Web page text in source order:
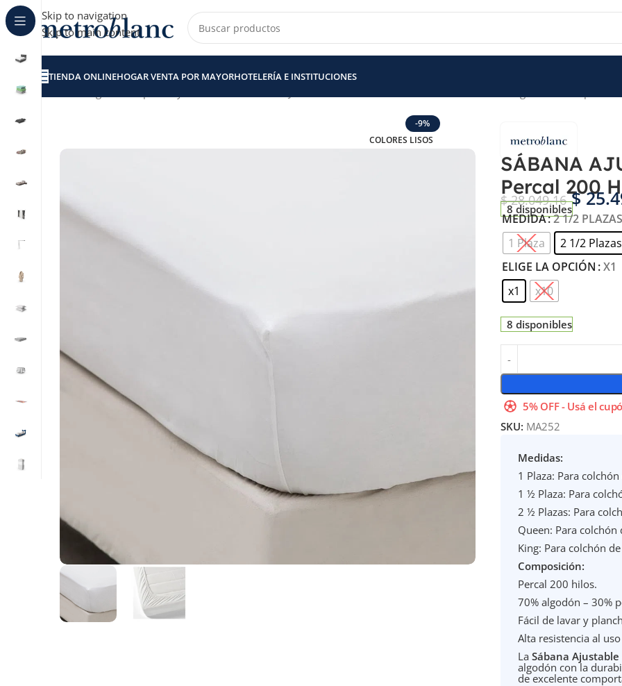
Skip to navigation
Skip to main content
TIENDA ONLINEHOGAR VENTA POR MAYORHOTELERÍA E INSTITUCIONES
-9%
COLORES LISOS
SÁBANA
Percal 200
$28.049,16 $
8 disponibles
MEDIDA 2 1/2 PLAZAS
1 Plaza
2 1/2 Plazas
ELIGE LA OPCIÓN X1
x1
x10
8 disponibles
5% OFF - Usá el
SKU: MA252
Medidas:
1 Plaza: Para
1 ½ Plaza: Para
2 ½ Plazas: Para
Queen: Para
King: Para colchón
Composición:
Percal 200 hilos.
70% algodón – 30%
Fácil de lavar y
Alta resistencia al
La Sábana
algodón con la
de excelente